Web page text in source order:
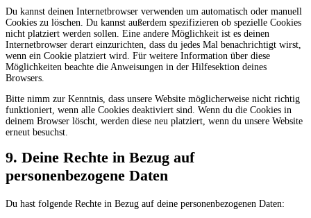
Du kannst deinen Internetbrowser verwenden um automatisch oder manuell
Cookies zu löschen. Du kannst außerdem spezifizieren ob spezielle Cookies
nicht platziert werden sollen. Eine andere Möglichkeit ist es deinen
Internetbrowser derart einzurichten, dass du jedes Mal benachrichtigt wirst,
wenn ein Cookie platziert wird. Für weitere Information über diese
Möglichkeiten beachte die Anweisungen in der Hilfesektion deines
Browsers.
Bitte nimm zur Kenntnis, dass unsere Website möglicherweise nicht richtig
funktioniert, wenn alle Cookies deaktiviert sind. Wenn du die Cookies in
deinem Browser löscht, werden diese neu platziert, wenn du unsere Website
erneut besuchst.
9. Deine Rechte in Bezug auf
personenbezogene Daten
Du hast folgende Rechte in Bezug auf deine personenbezogenen Daten: